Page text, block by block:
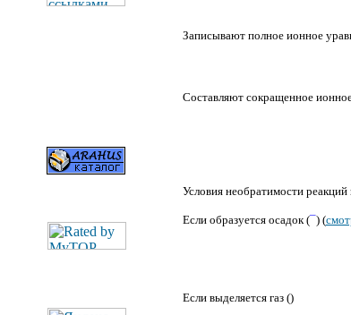
Записывают полное ионное
Составляют сокращенное
Условия необратимости
Если образуется осадок (¯) (
Если выделяется газ ()